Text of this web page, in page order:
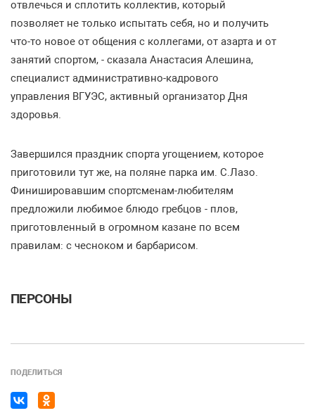
отвлечься и сплотить коллектив, который
позволяет не только испытать себя, но и получить
что-то новое от общения с коллегами, от азарта и от
занятий спортом, - сказала Анастасия Алешина,
специалист административно-кадрового
управления ВГУЭС, активный организатор Дня
здоровья.
Завершился праздник спорта угощением, которое
приготовили тут же, на поляне парка им. С.Лазо.
Финишировавшим спортсменам-любителям
предложили любимое блюдо гребцов - плов,
приготовленный в огромном казане по всем
правилам: с чесноком и барбарисом.
ПЕРСОНЫ
ПОДЕЛИТЬСЯ